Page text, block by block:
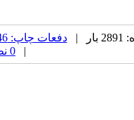
| دفعات چاپ: 546 بار
| 0 نظر